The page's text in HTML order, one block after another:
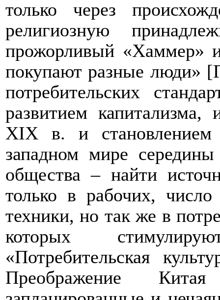
только через
религиозную
прожорливый «Хаммер»
покупают разные люди»
потребительских
развитием
XIX в. и становлением
западном мире
общества – найти
только в рабочих,
техники, но так же в
которых
«Потребительская
Преображение